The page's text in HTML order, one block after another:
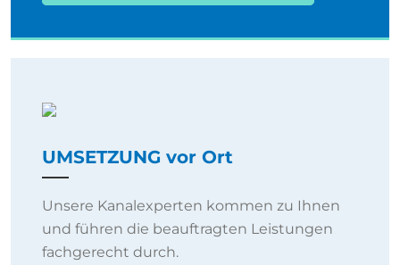
UMSETZUNG vor Ort
Unsere Kanalexperten kommen zu Ihnen
und führen die beauftragten Leistungen
fachgerecht durch.